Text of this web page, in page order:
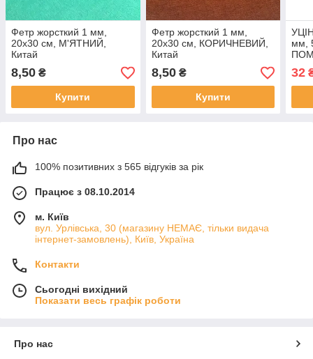
Фетр жорсткий 1 мм,
20x30 см, М'ЯТНИЙ,
Китай
8,50 ₴
Купити
Фетр жорсткий 1 мм,
20x30 см, КОРИЧНЕВИЙ,
Китай
8,50₴
Купити
мм,
32
Про нас
100% позитивних з 565 відгуків за рік
Працює з 08.10.2014
м. Київ
вул. Урлівська, 30 (магазину НЕМАЄ, тільки видача
інтернет-замовлень), Київ, Україна
Контакти
Сьогодні вихідний
Показати весь графік роботи
Про нас